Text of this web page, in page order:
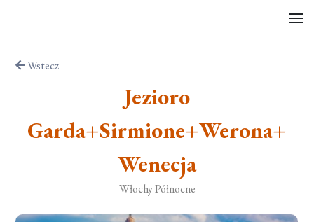
Wstecz
Jezioro
Garda+Sirmione+Werona+
Wenecja
Włochy Północne